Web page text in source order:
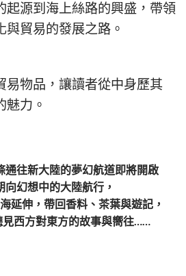
起源到海上絲路的興盛，帶領
貿易的發展之路。
易物品，讓讀者從中身歷其
魅力。
通往新大陸的夢幻航道即將開啟
向幻想中的大陸航行，
延伸，帶回香料、茶葉與遊記，
見西方對東方的故事與嚮往……